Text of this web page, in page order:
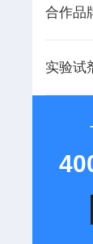
合作品
实验试